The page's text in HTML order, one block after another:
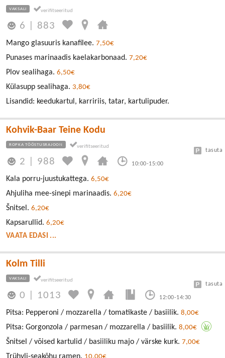
VAKSALI
6 883
Mango glasuuris kanafilee. 7,50€
Punases marinaadis kaelakarbonaad. 7,20€
Plov sealihaga. 6,50€
Külasupp sealihaga. 3,80€
Lisandid: keedukartul, karririis, tatar, kartulipuder.
Kohvik-Baar Teine Kodu
ROPKA TÖÖSTUSRAJOON
2 988 10:00-15:00
tasuta
Kala porru-juustukattega. 6,50€
Ahjuliha mee-sinepi marinaadis. 6,20€
Šnitsel. 6,20€
Kapsarullid. 6,20€
VAATA EDASI ...
Kolm Tilli
VAKSALI
0 1013 12:00-14:30
tasuta
Pitsa: Pepperoni / mozzarella / tomatikaste / basiilik. 8,00€
Pitsa: Gorgonzola / parmesan / mozzarella / basiilik. 8,00€
Šnitsel / võised kartulid / basiiliku majo / värske kurk. 7,00€